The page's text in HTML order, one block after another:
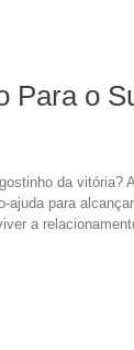
Para o
da vitória?
ajuda para
a